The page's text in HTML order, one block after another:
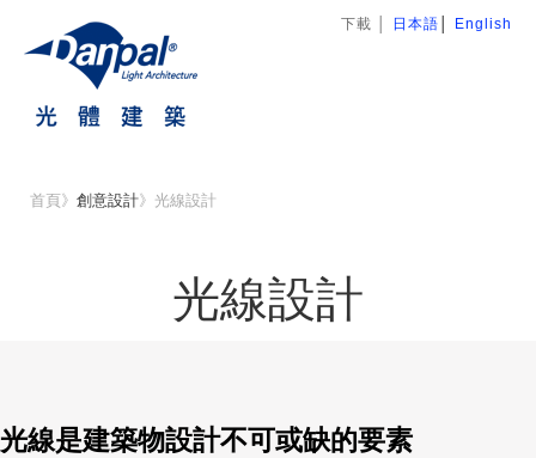
下載 日本語 English
首頁》 創意設計》 光線設計
光線設計
光線是建築物設計不可或缺的要素